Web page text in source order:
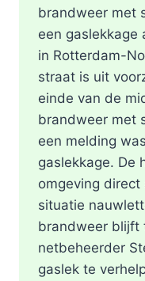
brandweer met
een gaslekkage
in Rotterdam-
straat is uit
einde van de
brandweer met
een melding
gaslekkage. De
omgeving
situatie
brandweer blijft
netbeheerder
gaslek te